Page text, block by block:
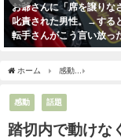
お爺さんに「席を譲りな
叱責された男性。→する
転手さんがこう言い放っ
ホーム 感動
感動 話題
踏切内で動けな